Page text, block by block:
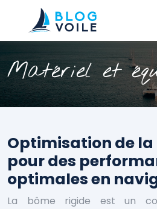
Matériel et
Optimisation de
pour des
optimales en
La bôme rigide est un